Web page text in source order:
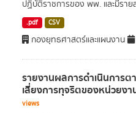
ปฏิบัติราชการของ พพ. และมีราย
.pdf CSV
กองยุทธศาสตร์และแผนงาน
รายงานผลการดำเนินการ
เสี่ยงการทุจริตของหน่วยงา
views